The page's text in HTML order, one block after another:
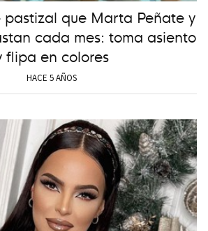
pastizal que Marta Peñate y
cada mes: toma asiento
flipa en colores
HACE 5 AÑOS